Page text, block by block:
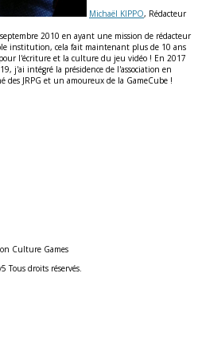
Michaël KIPPO, Rédacteur
2010 en ayant une mission de rédacteur
institution, cela fait maintenant plus de 10 ans
l'écriture et la culture du jeu vidéo ! En 2017
j'ai intégré la présidence de l'association en
des JRPG et un amoureux de la GameCube !
Culture Games
droits réservés.